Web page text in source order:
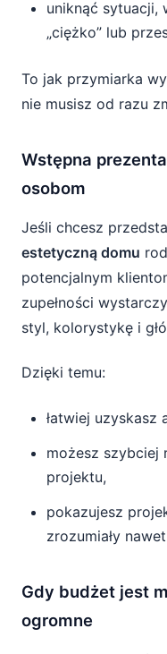
uniknąć
„ciężko” lub
To jak przymiarka
nie musisz od razu
Wstępna
osobom
Jeśli chcesz
estetyczną domu
potencjalnym
zupełności
styl, kolorystykę i
Dzięki temu:
łatwiej uzyskasz
możesz szybciej
projektu,
pokazujesz
zrozumiały
Gdy budżet jest
ogromne